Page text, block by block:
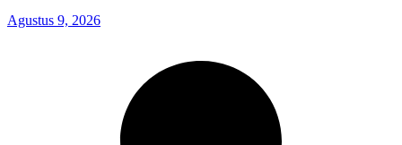
Agustus 9, 2026